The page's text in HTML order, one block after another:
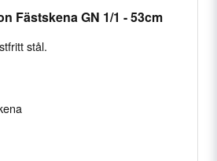
Fästskena GN 1/1 - 53cm
stål.